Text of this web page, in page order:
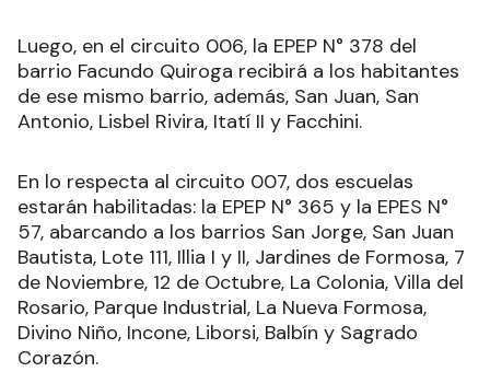
Luego, en el circuito 006, la EPEP N° 378 del
barrio Facundo Quiroga recibirá a los habitantes
de ese mismo barrio, además, San Juan, San
Antonio, Lisbel Rivira, Itatí II y Facchini.
En lo respecta al circuito 007, dos escuelas
estarán habilitadas: la EPEP N° 365 y la EPES N°
57, abarcando a los barrios San Jorge, San Juan
Bautista, Lote 111, Illia I y II, Jardines de Formosa, 7
de Noviembre, 12 de Octubre, La Colonia, Villa del
Rosario, Parque Industrial, La Nueva Formosa,
Divino Niño, Incone, Liborsi, Balbín y Sagrado
Corazón.